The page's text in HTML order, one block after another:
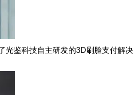
光鉴科技自主研发的3D刷脸支付解决